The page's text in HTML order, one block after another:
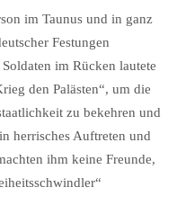
im Taunus und in ganz
Festungen
im Rücken lautete
den Palästen“, um die
zu bekehren und
herrisches Auftreten und
ihm keine Freunde,